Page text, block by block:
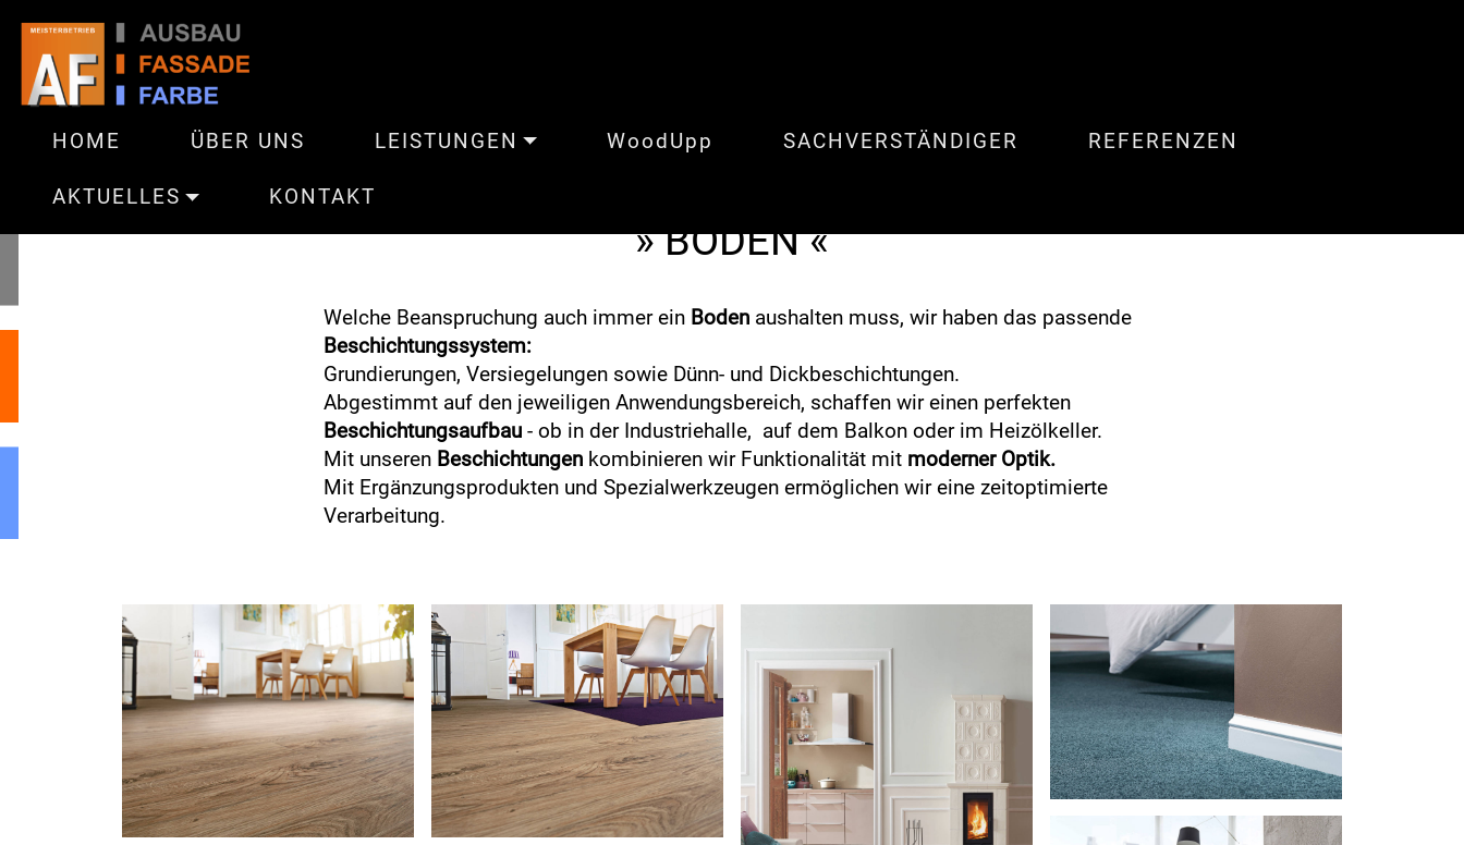
HOME ÜBER UNS LEISTUNGEN WoodUpp SACHVERSTÄNDIGER REFERENZEN
AKTUELLES KONTAKT
STUCKATEUR-AF | Göppingen
» BODEN «
Welche Beanspruchung auch immer ein Boden aushalten muss, wir haben das passende
Beschichtungssystem:
Grundierungen, Versiegelungen sowie Dünn- und Dickbeschichtungen.
Abgestimmt auf den jeweiligen Anwendungsbereich, schaffen wir einen perfekten
Beschichtungsaufbau - ob in der Industriehalle, auf dem Balkon oder im Heizölkeller.
Mit unseren Beschichtungen kombinieren wir Funktionalität mit moderner Optik.
Mit Ergänzungsprodukten und Spezialwerkzeugen ermöglichen wir eine zeitoptimierte
Verarbeitung.